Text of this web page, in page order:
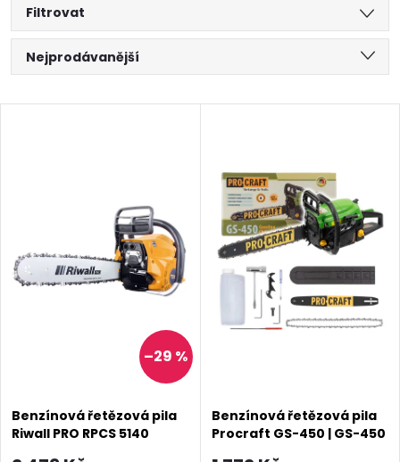
Filtrovat
Ř
a
í
o
Nejprodávanější
i
s
o
–29 %
Benzínová řetězová pila
Riwall PRO RPCS 5140
Benzínová řetězová pila
Procraft GS-450 | GS-450